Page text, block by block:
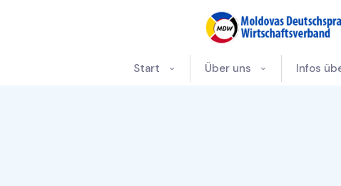
Start Über uns Infos